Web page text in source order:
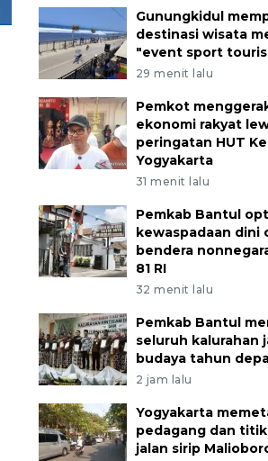
Gunungkidul
destinasi wisata
"event sport
29 menit lalu
Pemkot
ekonomi rakyat
peringatan HUT
Yogyakarta
31 menit lalu
Pemkab Bantul
kewaspadaan dini
bendera
81 RI
32 menit lalu
Pemkab Bantul
seluruh kalurahan
budaya tahun
2 jam lalu
Yogyakarta
pedagang dan
jalan sirip